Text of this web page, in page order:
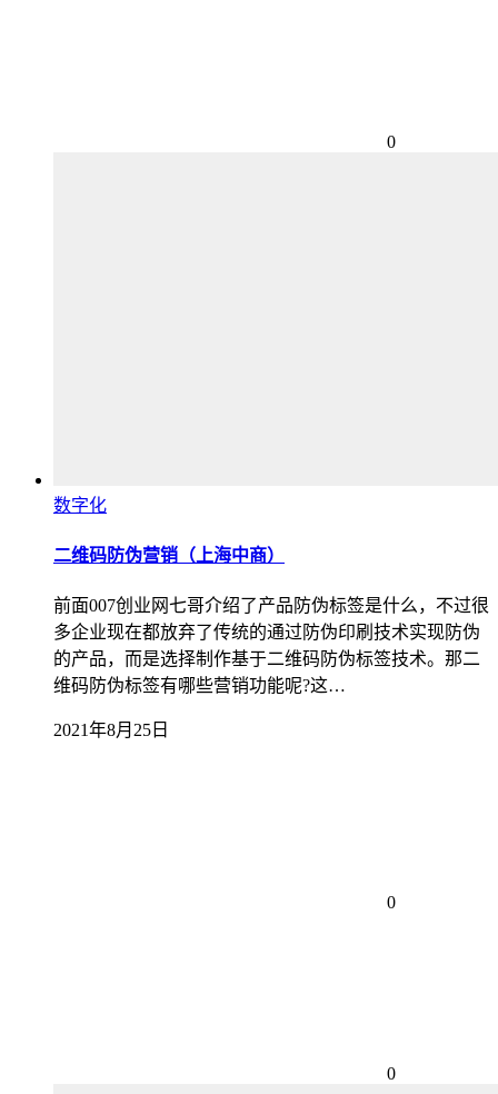
0
数字化
二维码防伪营销（上海中商）
前面007创业网七哥介绍了产品防伪标签是什么，不过很
多企业现在都放弃了传统的通过防伪印刷技术实现防伪
的产品，而是选择制作基于二维码防伪标签技术。那二
维码防伪标签有哪些营销功能呢?这…
2021年8月25日
0
0